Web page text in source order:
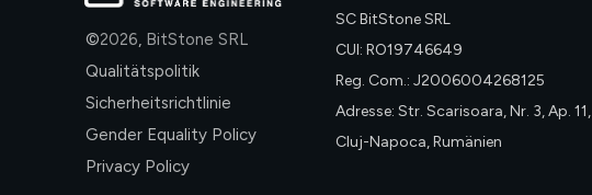
©2026, BitStone SRL
Qualitätspolitik
Sicherheitsrichtlinie
Gender Equality Policy
Privacy Policy
SC BitStone SRL
CUI: RO19746649
Reg. Com.: J2006004268125
Adresse: Str. Scarisoara, Nr. 3, Ap. 11,
Cluj-Napoca, Rumänien